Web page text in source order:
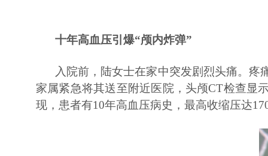
十年高血压引爆“颅内炸弹”
入院前，陆女士在家中突发剧烈头痛。
家属紧急将其送至附近医院，头颅CT检查显
现，患者有10年高血压病史，最高收缩压达